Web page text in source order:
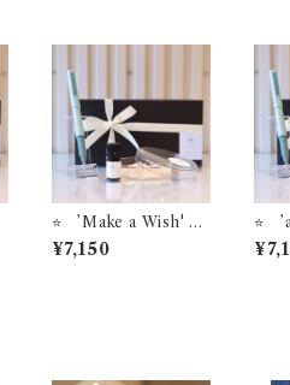
⭐️ ’Make a Wish' ST
YLE OF LABオリジ
ナル アロマソルトデ
¥7,150
⭐️
ay'
オ